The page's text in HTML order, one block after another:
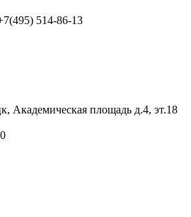
514-86-13
Академическая площадь д.4, эт.18